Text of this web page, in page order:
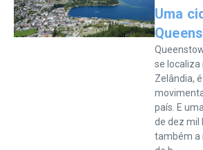
Uma
se localiza
Zelândia,
país. E
de dez mil
também a